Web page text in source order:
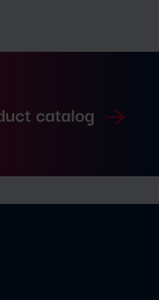
catalog